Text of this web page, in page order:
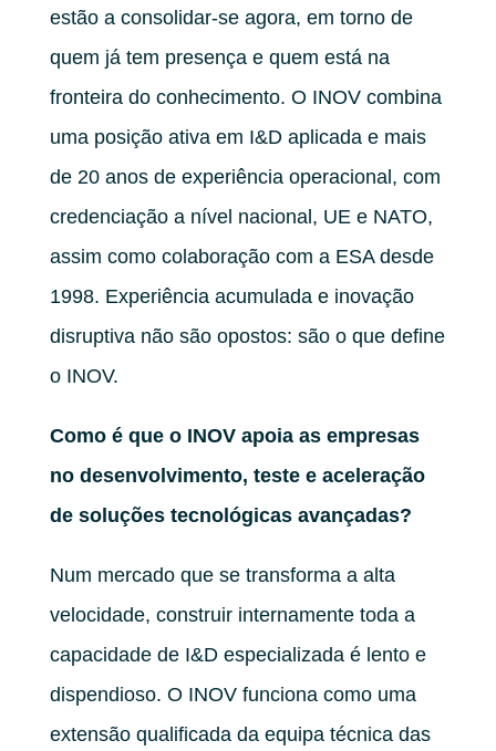
estão a consolidar-se agora, em torno de
quem já tem presença e quem está na
fronteira do conhecimento. O INOV combina
uma posição ativa em I&D aplicada e mais
de 20 anos de experiência operacional, com
credenciação a nível nacional, UE e NATO,
assim como colaboração com a ESA desde
1998. Experiência acumulada e inovação
disruptiva não são opostos: são o que define
o INOV.
Como é que o INOV apoia as empresas
no desenvolvimento, teste e aceleração
de soluções tecnológicas avançadas?
Num mercado que se transforma a alta
velocidade, construir internamente toda a
capacidade de I&D especializada é lento e
dispendioso. O INOV funciona como uma
extensão qualificada da equipa técnica das